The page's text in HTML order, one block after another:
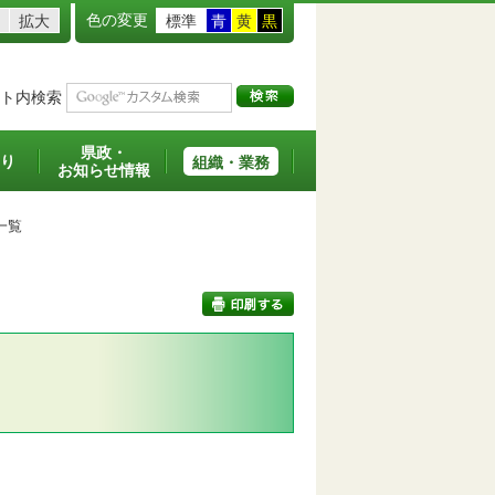
拡大 色の変更 標準 青 黄 黒
内検索
県政・
お知らせ情報
組織・業務
覧